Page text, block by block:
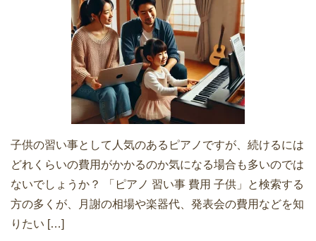
子供の習い事として人気のあるピアノですが、続けるには
どれくらいの費用がかかるのか気になる場合も多いのでは
ないでしょうか？ 「ピアノ 習い事 費用 子供」と検索する
方の多くが、月謝の相場や楽器代、発表会の費用などを知
りたい […]